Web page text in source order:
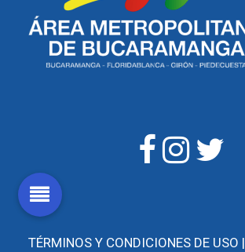
TÉRMINOS Y CONDICIONES DE USO |